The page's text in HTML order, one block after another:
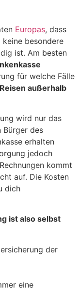
Europas, dass
besondere
ist. Am besten
für welche Fälle
außerhalb
wird nur das
Bürger des
erhalten
jedoch
kommt
auf. Die Kosten
dich
ist also selbst
der
eine